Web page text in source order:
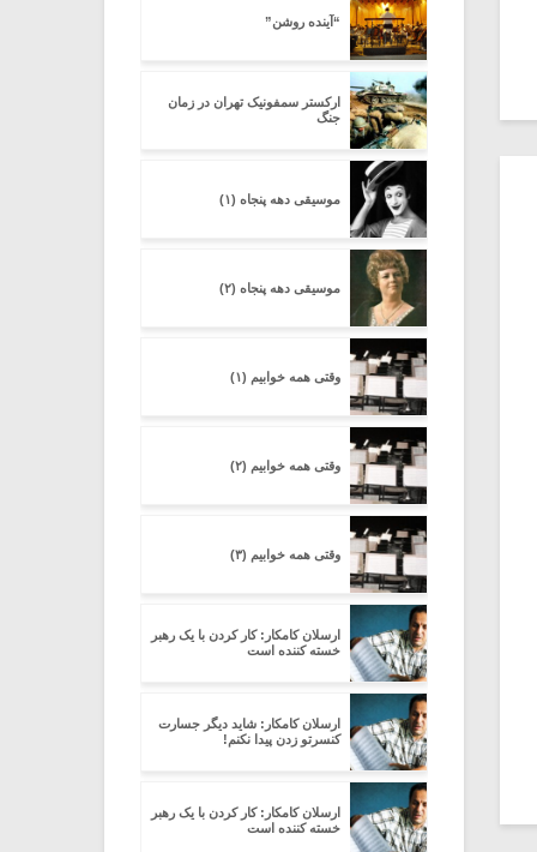
“آینده روشن”
ارکستر سمفونیک تهران در زمان
جنگ
موسیقی دهه پنجاه (۱)
موسیقی دهه پنجاه (۲)
وقتی همه خوابیم (۱)
وقتی همه خوابیم (۲)
وقتی همه خوابیم (۳)
ارسلان کامکار: کار کردن با یک رهبر
خسته کننده است
ارسلان کامکار: شاید دیگر جسارت
کنسرتو زدن پیدا نکنم!
ارسلان کامکار: کار کردن با یک رهبر
خسته کننده است